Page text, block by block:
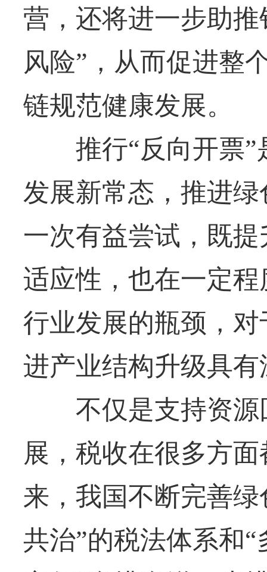
营，还将进一步助
风险”，从而促进整
链规范健康发展。
推行“反向开票”
发展新常态，推进
一次有益尝试，既
适应性，也在一定
行业发展的瓶颈，
进产业结构升级具
不仅是支持资源
展，税收在很多方
来，我国不断完善
共治”的税法体系和